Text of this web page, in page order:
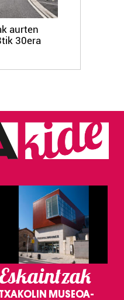
aurten
30era
TXAKOLIN MUSEOA-